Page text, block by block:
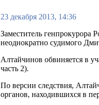
23 декабря 2013, 14:36
Заместитель генпрокурора
неоднократно судимого
Алтайчинов обвиняется в
часть 2).
По версии следствия,
органов, находившихся в